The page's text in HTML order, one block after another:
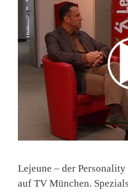
Lejeune – der
auf TV München.